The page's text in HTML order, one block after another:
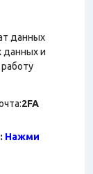
данных
данных и
2FA
Нажми